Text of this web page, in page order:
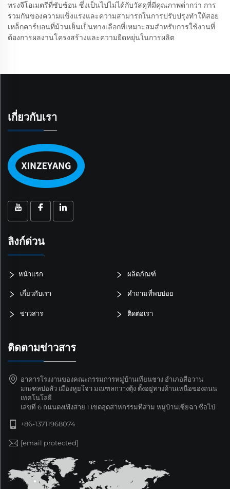
ทรงจีโอเมตรีที่ซับซ้อน ซึ่งเป็นไปไม่ได้กับวัสดุที่มีคุณภาพต่ํากว่า การ
รวมกันของความแข็งแรงและความสามารถในการปรับปรุงทําให้สอย
เหล็กคาร์บอนที่ม้วนเย็นเป็นทางเลือกที่เหมาะสมสําหรับการใช้งานที่
ต้องการผลงานโครงสร้างและความยืดหยุ่นในการผลิต
เกี่ยวกับเรา
ลิงก์ด่วน
หน้าแรก ผลิตภัณฑ์
เกี่ยวกับเรา คำถามที่พบบ่อย
ข่าวสาร ติดต่อเรา
ติดตามข่าวสาร
อาคารโรงงานของคณะกรรมการหมู่บ้านเทียนชาง อำเภอสือวาน
มณฑลบ่อลัว เมืองหูยโจว มณฑลกวางตุ้ง ตั้งอยู่ทางด้านเหนือของถนน
เทคโนโลยี
เลขที่ 6 ถนนตงเฟิงสาย 1 เขตอุตสาหกรรมที่สาม หมู่บ้านเซี่ยฉา ซือไป่
+86-13711968074
[email protected]